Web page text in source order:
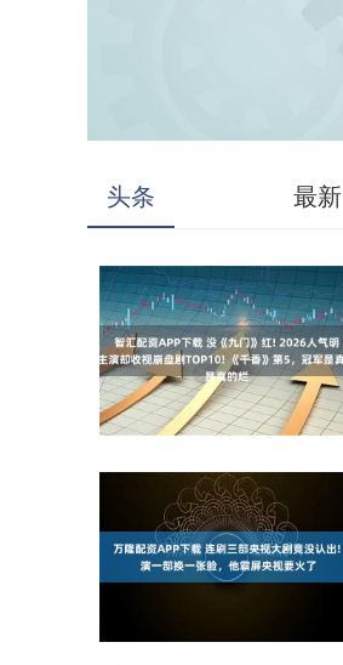
头条 最新